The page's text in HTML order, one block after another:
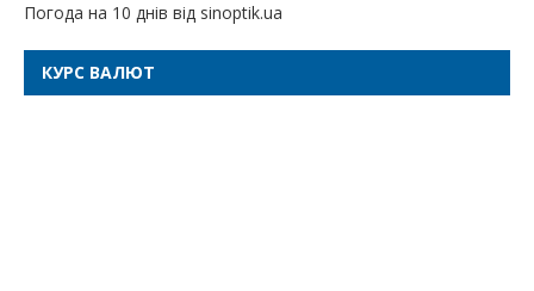
Погода на 10 днів від sinoptik.ua
КУРС ВАЛЮТ